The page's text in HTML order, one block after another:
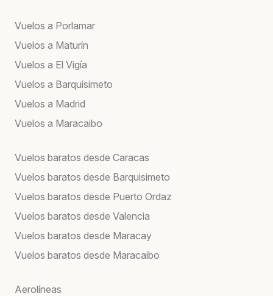
Vuelos a Porlamar
Vuelos a Maturín
Vuelos a El Vigía
Vuelos a Barquisimeto
Vuelos a Madrid
Vuelos a Maracaibo
Vuelos baratos desde Caracas
Vuelos baratos desde Barquisimeto
Vuelos baratos desde Puerto Ordaz
Vuelos baratos desde Valencia
Vuelos baratos desde Maracay
Vuelos baratos desde Maracaibo
Aerolíneas